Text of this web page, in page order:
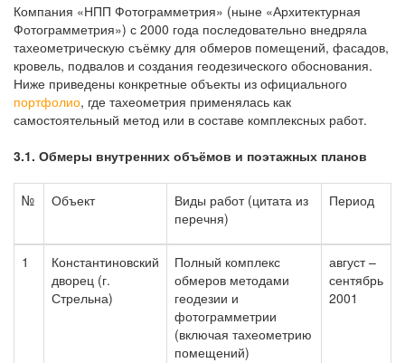
Компания «НПП Фотограмметрия» (ныне «Архитектурная
Фотограмметрия») с 2000 года последовательно внедряла
тахеометрическую съёмку для обмеров помещений, фасадов,
кровель, подвалов и создания геодезического обоснования.
Ниже приведены конкретные объекты из официального
портфолио, где тахеометрия применялась как
самостоятельный метод или в составе комплексных работ.
3.1. Обмеры внутренних объёмов и поэтажных планов
№ Объект
Виды работ (цитата из
перечня)
Период
1
Константиновский
дворец (г.
Стрельна)
Полный комплекс
обмеров методами
геодезии и
фотограмметрии
(включая тахеометрию
помещений)
август –
сентябрь
2001